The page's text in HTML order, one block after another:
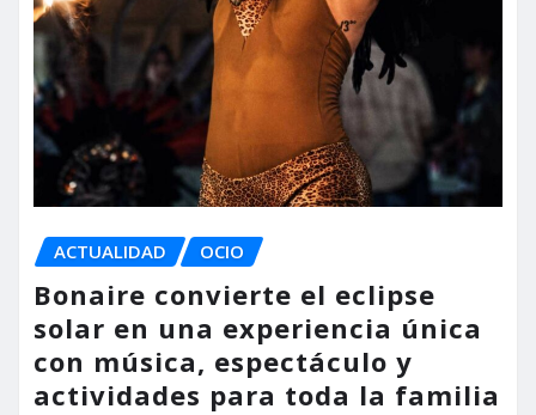
ACTUALIDAD OCIO
Bonaire convierte el eclipse
solar en una experiencia única
con música, espectáculo y
actividades para toda la familia